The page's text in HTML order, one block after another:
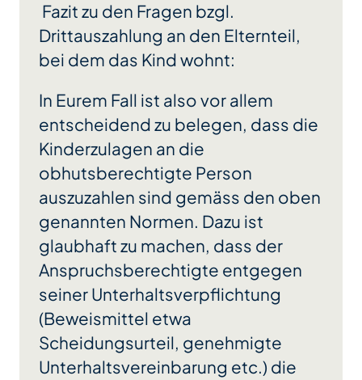
Fazit zu den Fragen bzgl.
Drittauszahlung an den Elternteil,
bei dem das Kind wohnt:
In Eurem Fall ist also vor allem
entscheidend zu belegen, dass die
Kinderzulagen an die
obhutsberechtigte Person
auszuzahlen sind gemäss den oben
genannten Normen. Dazu ist
glaubhaft zu machen, dass der
Anspruchsberechtigte entgegen
seiner Unterhaltsverpflichtung
(Beweismittel etwa
Scheidungsurteil, genehmigte
Unterhaltsvereinbarung etc.) die